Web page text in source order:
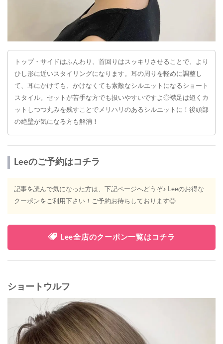
トップ・サイドはふんわり、首回りはスッキリさせることで、より
ひし形に近いスタイリングになります。耳の周りを軽めに調整し
て、耳にかけても、かけなくても素敵なシルエットになるショート
スタイル。セットが苦手な方でも扱いやすいですよ◎襟足は短くカ
ットしつつ丸みを残すことでメリハリのあるシルエットに！後頭部
の絶壁が気になる方も解消！
Leeのご予約はコチラ
記事を読んで気になった方は、下記ページへどうぞ♪ Leeのお得な
クーポンをご利用下さい！ご予約お待ちしております◎
Lee全店のクーポン一覧はコチラ
ショートウルフ